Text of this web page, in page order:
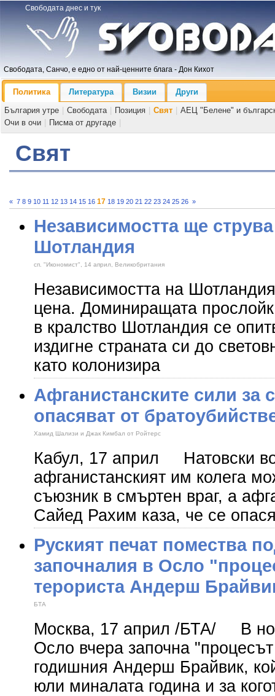
Свободата днес и тук
Свободата, Санчо, е едно от най-ценните блага - Дон Кихот
Политика Литература Визии
Други
България утре
Свободата Позиция Свят
АЕЦ "Белене" и
Очи в очи
Писма от другаде
Свят
« 7 8 9 10 11 12 13 14 15 16 17 18 19 20 21 22 23 24 25 26 »
Независимостта ще
Шотландия
сп. "Икономист", 14 април, Великобритания
Независимостта на
цена. Доминиращата
в кралство Шотландия се
издигне страната си до
като колонизира
Афганистанските сили за
опасяват от
Хамид Шализи и Джак Кимбал от Ройтерс
Кабул, 17 април Натовски
афганистанският им колега
съюзник в смъртен враг, а
Сайед Рахим каза, че се
Руският печат помества
започналия в Осло
терориста Андерш
БТА
Москва, 17 април /БТА/ В
Осло вчера започна
годишния Андерш Брайвик,
юли миналата година и за